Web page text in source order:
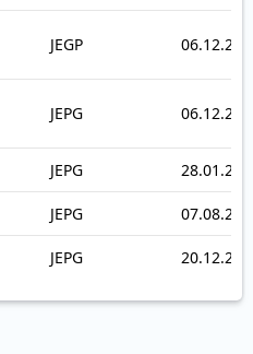
JEGP
JEPG
JEPG
JEPG
JEPG